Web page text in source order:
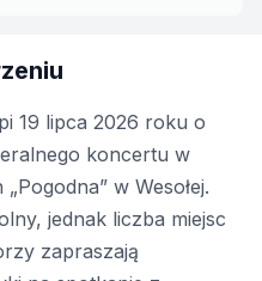
19 lipca 2026 roku o
koncertu w
w Wesołej.
jednak liczba miejsc
zapraszają